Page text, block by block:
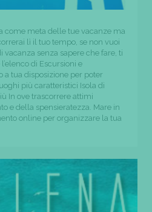
come meta delle tue vacanze ma
lì il tuo tempo, se non vuoi
senza sapere che fare, ti
di Escursioni e
tua disposizione per poter
più caratteristici Isola di
In ove trascorrere attimi
e della spensieratezza. Mare in
online per organizzare la tua